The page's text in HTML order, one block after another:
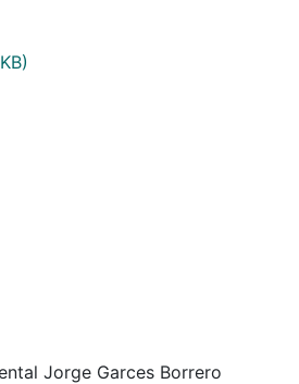
Jorge Garces Borrero